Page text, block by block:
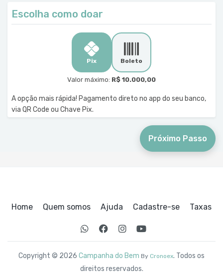
Escolha como doar
Pix Boleto
Valor máximo: R$ 10.000,00
A opção mais rápida! Pagamento direto no app do seu banco,
via QR Code ou Chave Pix.
Próximo Passo
Home Quem somos Ajuda Cadastre-se Taxas
Copyright © 2026 Campanha do Bem By Cronoex. Todos os
direitos reservados.